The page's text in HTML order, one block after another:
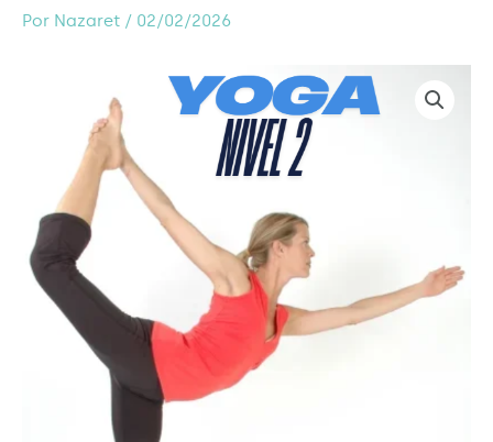
Por Nazaret / 02/02/2026